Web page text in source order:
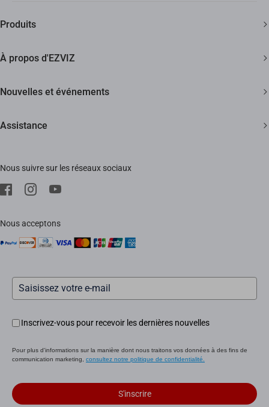
Garantie de Remboursement de 30 Jours
Produits
À propos d'EZVIZ
Trust Center
Nouvelles et événements
Assistance
Télécharger
SAV
Nous suivre sur les réseaux sociaux
Nous acceptons
Inscrivez-vous pour recevoir les dernières nouvelles
Pour plus d'informations sur la manière dont nous traitons vos données à des fins de
communication marketing, consultez notre politique de confidentialité.
S'inscrire